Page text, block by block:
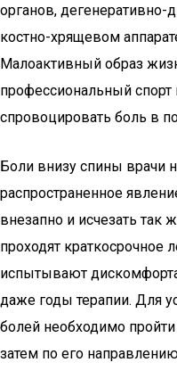
органов, дегенеративно-
костно-хрящевом
Малоактивный образ
профессиональный
спровоцировать боль в
Боли внизу спины врачи
распространенное
внезапно и исчезать
проходят краткосрочное
испытывают
даже годы терапии. Для
болей необходимо
затем по его